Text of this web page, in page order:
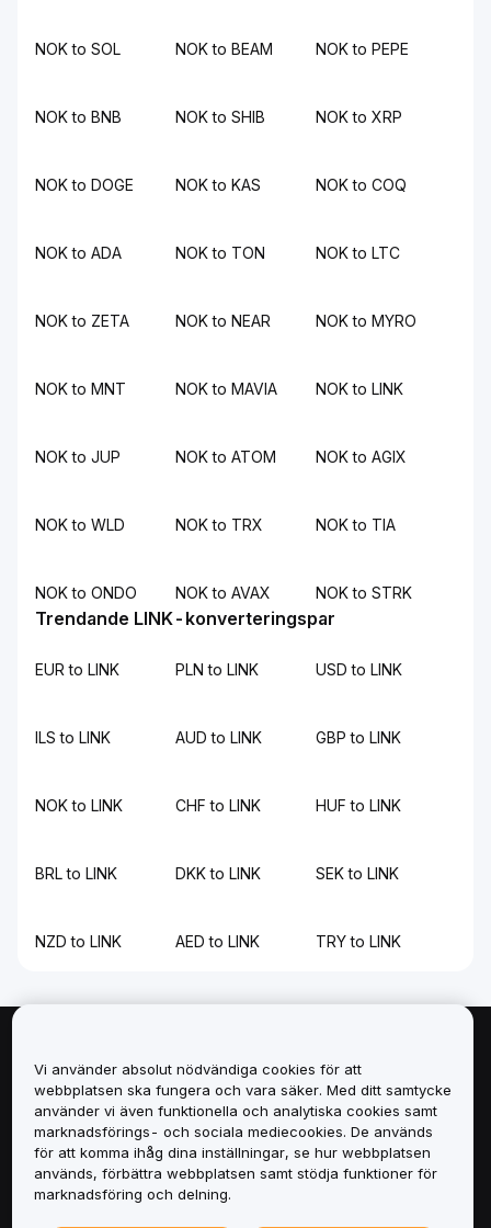
NOK to SOL NOK to BEAM NOK to PEPE
NOK to BNB NOK to SHIB NOK to XRP
NOK to DOGE NOK to KAS NOK to COQ
NOK to ADA NOK to TON NOK to LTC
NOK to ZETA NOK to NEAR NOK to MYRO
NOK to MNT NOK to MAVIA NOK to LINK
NOK to JUP NOK to ATOM NOK to AGIX
NOK to WLD NOK to TRX NOK to TIA
NOK to ONDO NOK to AVAX NOK to STRK
Trendande LINK-konverteringspar
EUR to LINK PLN to LINK USD to LINK
ILS to LINK AUD to LINK GBP to LINK
NOK to LINK CHF to LINK HUF to LINK
BRL to LINK DKK to LINK SEK to LINK
NZD to LINK AED to LINK TRY to LINK
Tjänster
Support
Vi använder absolut nödvändiga cookies för att
webbplatsen ska fungera och vara säker. Med ditt samtycke
använder vi även funktionella och analytiska cookies samt
marknadsförings- och sociala mediecookies. De används
för att komma ihåg dina inställningar, se hur webbplatsen
används, förbättra webbplatsen samt stödja funktioner för
marknadsföring och delning.